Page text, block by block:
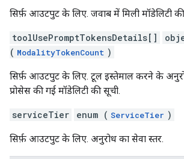
सिर्फ़ आउटपुट के लिए. जवाब में मिली मॉडेलिटी
toolUsePromptTokensDetails[]
( ModalityTokenCount )
सिर्फ़ आउटपुट के लिए. टूल इस्तेमाल करने के
प्रोसेस की गई मॉडेलिटी की सूची.
serviceTier enum ( ServiceTier )
सिर्फ़ आउटपुट के लिए. अनुरोध का सेवा स्तर.